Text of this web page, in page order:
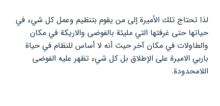
لذا تحتاج تلك الأميرة إلى من يقوم بتنظيم وعمل كل شيء في
حياتها حتى غرفتها التي مليئة بالفوضى والاريكة في مكان
والطاولات في مكان آخر حيث أنه لا أساس للنظام في حياة
باربي الاميرة على الإطلاق بل كل شيء تظهر عليه الفوضى
اللامحدودة.